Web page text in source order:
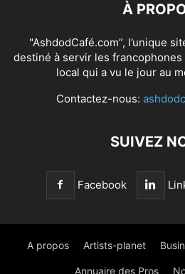
À
"AshdodCafé.com”, l’unique
destiné à servir les francophones
local qui a vu le jour au
Contactez-nous:
SUIVEZ
Facebook
A propos Artists-planet
Annuaire des Pros